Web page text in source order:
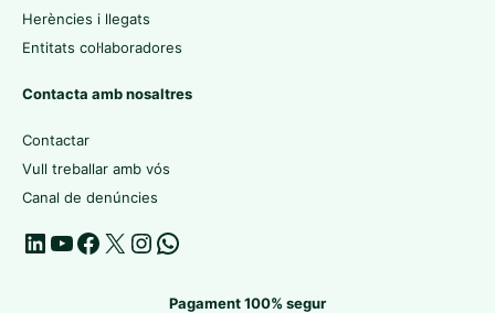
Herències i llegats
Entitats col·laboradores
Contacta amb nosaltres
Contactar
Vull treballar amb vós
Canal de denúncies
Pagament 100% segur